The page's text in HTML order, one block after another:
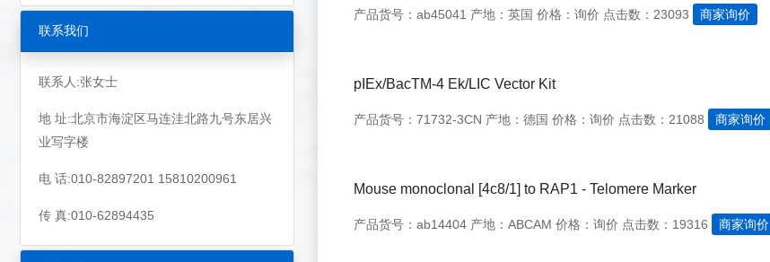
联系我们
联系人:张女士
地 址:北京市海淀区马连洼北路九号东居兴
业写字楼
电 话:010-82897201 15810200961
传 真:010-62894435
产品货号：ab45041 产地：英国 价格：询价 点击数：23093 商家询价
pIEx/BacTM-4 Ek/LIC Vector Kit
产品货号：71732-3CN 产地：德国 价格：询价 点击数：21088 商家询价
Mouse monoclonal [4c8/1] to RAP1 - Telomere Marker
产品货号：ab14404 产地：ABCAM 价格：询价 点击数：19316 商家询价